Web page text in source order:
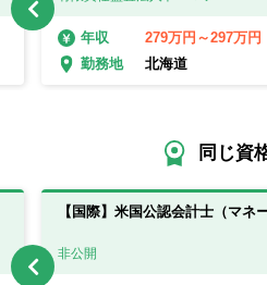
年収
279万円～297万円
勤務地
北海道
同じ資
【国際】米国公認会計士（マネ
非公開